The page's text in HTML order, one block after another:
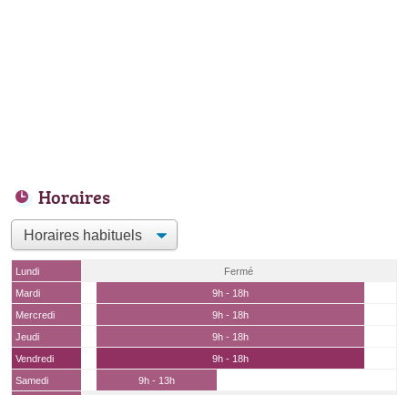
Horaires
Lundi
Fermé
Mardi
9h - 18h
Mercredi
9h - 18h
Jeudi
9h - 18h
Vendredi
9h - 18h
Samedi
9h - 13h